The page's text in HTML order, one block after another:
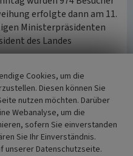
erfolgte dann am 11.
Ministerpräsidenten
des Landes
Landau, 2015)
Turm
Cookies, um die
Diesen können Sie
nutzen möchten. Darüber
Webanalyse, um die
sofern Sie einverstanden
Sie Ihr Einverständnis.
unserer Datenschutzseite.